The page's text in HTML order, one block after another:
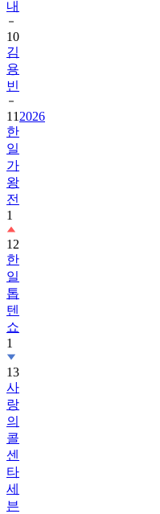
내
10
김
용
빈
11 2026
한
일
가
왕
전
1
12
한
일
톱
텐
쇼
1
13
사
랑
의
콜
센
타
세
븐